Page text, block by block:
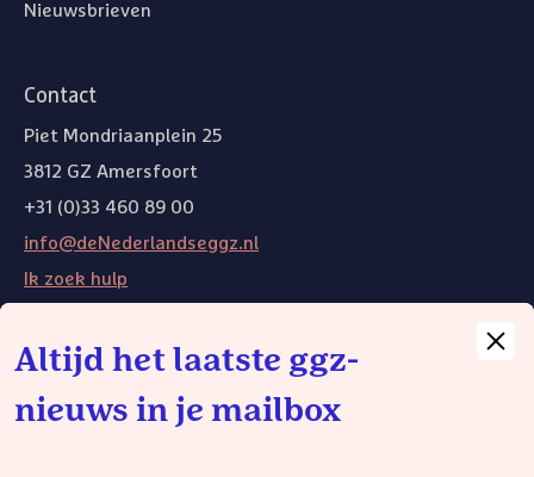
Altijd het laatste ggz-
nieuws in je mailbox
Nieuwsbrieven
Contact
Piet Mondriaanplein 25
3812 GZ Amersfoort
+31 (0)33 460 89 00
info@deNederlandseggz.nl
Ik zoek hulp
Andere websites
Weg van de wachtlijst
Wij gebruiken functionele cookies om de website goed te laten